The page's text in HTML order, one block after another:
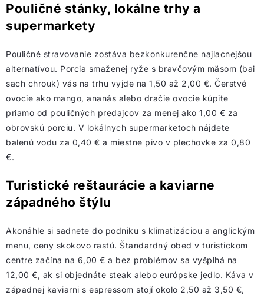
Pouličné stánky, lokálne trhy a
supermarkety
Pouličné stravovanie zostáva bezkonkurenčne najlacnejšou
alternatívou. Porcia smaženej ryže s bravčovým mäsom (bai
sach chrouk) vás na trhu vyjde na 1,50 až 2,00 €. Čerstvé
ovocie ako mango, ananás alebo dračie ovocie kúpite
priamo od pouličných predajcov za menej ako 1,00 € za
obrovskú porciu. V lokálnych supermarketoch nájdete
balenú vodu za 0,40 € a miestne pivo v plechovke za 0,80
€.
Turistické reštaurácie a kaviarne
západného štýlu
Akonáhle si sadnete do podniku s klimatizáciou a anglickým
menu, ceny skokovo rastú. Štandardný obed v turistickom
centre začína na 6,00 € a bez problémov sa vyšplhá na
12,00 €, ak si objednáte steak alebo európske jedlo. Káva v
západnej kaviarni s espressom stojí okolo 2,50 až 3,50 €,